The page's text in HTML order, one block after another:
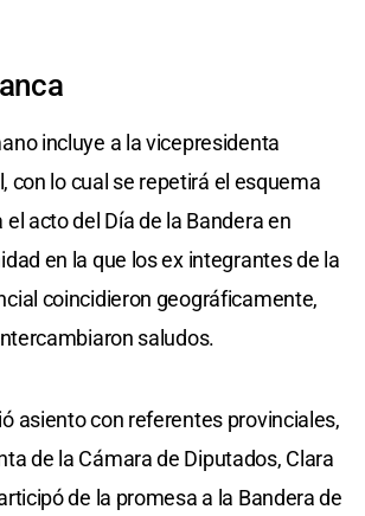
incluye a la vicepresidenta
con lo cual se repetirá el esquema
acto del Día de la Bandera en
en la que los ex integrantes de la
coincidieron geográficamente,
saludos.
asiento con referentes provinciales,
de la Cámara de Diputados, Clara
de la promesa a la Bandera de